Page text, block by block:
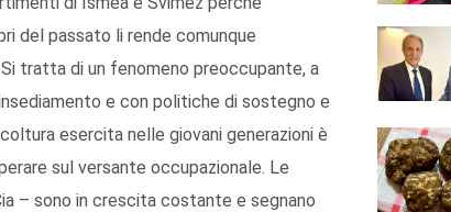
del passato li rende comunque
tratta di un fenomeno preoccupante, a
e con politiche di sostegno e
esercita nelle giovani generazioni è
sul versante occupazionale. Le
– sono in crescita costante e segnano